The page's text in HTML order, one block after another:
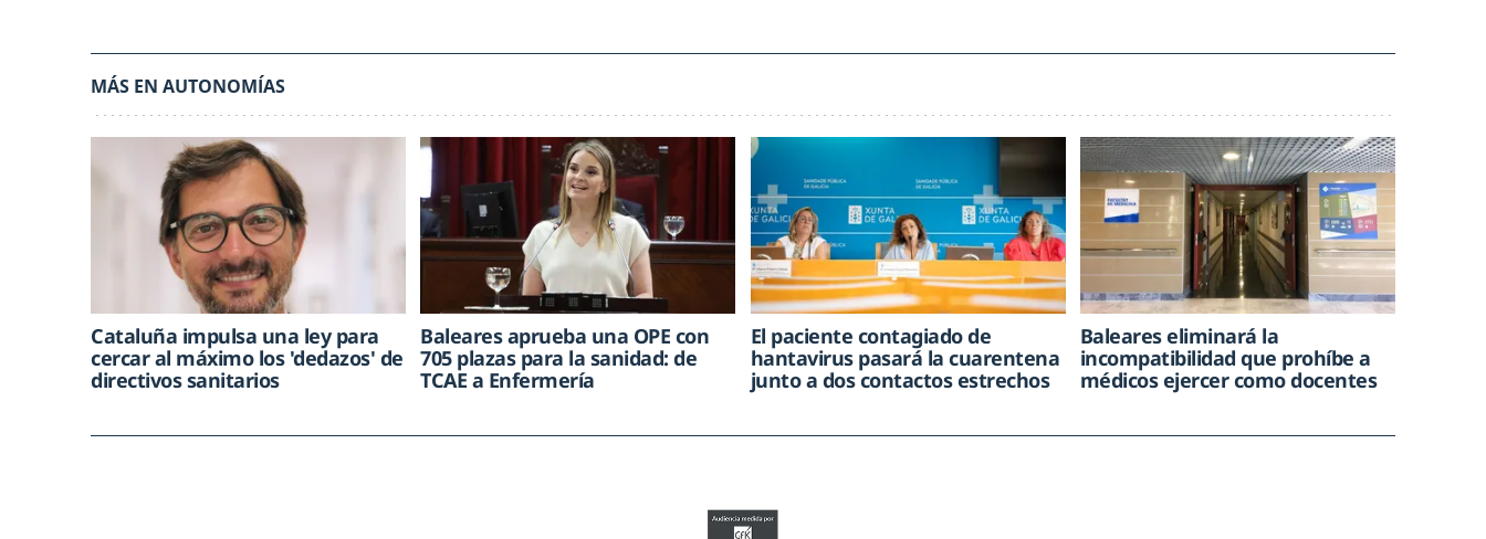
MÁS EN AUTONOMÍAS
Cataluña impulsa una ley para
cercar al máximo los 'dedazos' de
directivos sanitarios
Baleares aprueba una OPE con
705 plazas para la sanidad: de
TCAE a Enfermería
El paciente contagiado de
hantavirus pasará la cuarentena
junto a dos contactos estrechos
Baleares eliminará la
incompatibilidad que prohíbe a
médicos ejercer como docentes